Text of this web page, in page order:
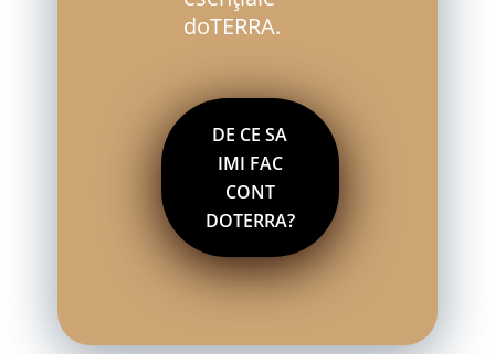
doTERRA.
DE CE SA
IMI FAC
CONT
DOTERRA?